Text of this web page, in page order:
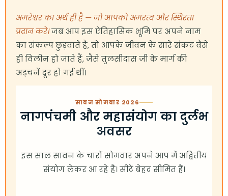
अमरेश्वर का अर्थ ही है — जो आपको अमरत्व और स्थिरता
प्रदान करे।जब आप इस ऐतिहासिक भूमि पर अपने नाम
का संकल्प छुड़वाते हैं, तो आपके जीवन के सारे संकट वैसे
ही विलीन हो जाते हैं, जैसे तुलसीदास जी के मार्ग की
अड़चनें दूर हो गई थीं।
सावन सोमवार 2026
नागपंचमी और महासंयोग का दुर्लभ
अवसर
इस साल सावन के चारों सोमवार अपने आप में अद्वितीय
संयोग लेकर आ रहे हैं। सीटें बेहद सीमित हैं।